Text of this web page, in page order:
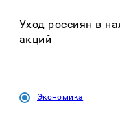
Уход россиян в
акций
Экономика